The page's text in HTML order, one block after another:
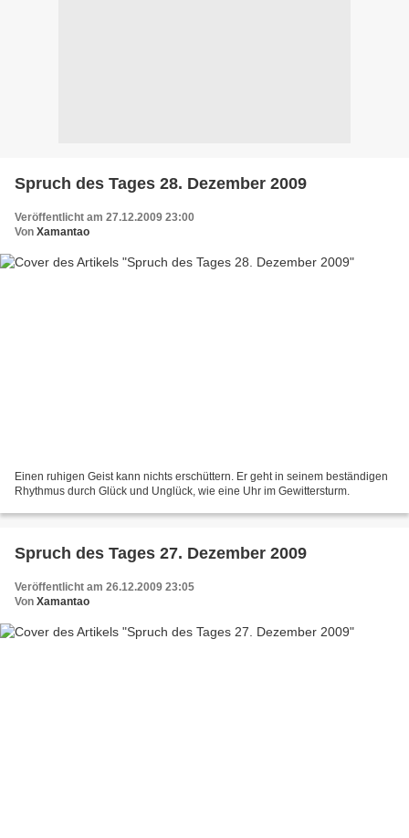
Spruch des Tages 28. Dezember 2009
Veröffentlicht am 27.12.2009 23:00
Von Xamantao
Einen ruhigen Geist kann nichts erschüttern. Er geht in seinem beständigen
Rhythmus durch Glück und Unglück, wie eine Uhr im Gewittersturm.
Spruch des Tages 27. Dezember 2009
Veröffentlicht am 26.12.2009 23:05
Von Xamantao